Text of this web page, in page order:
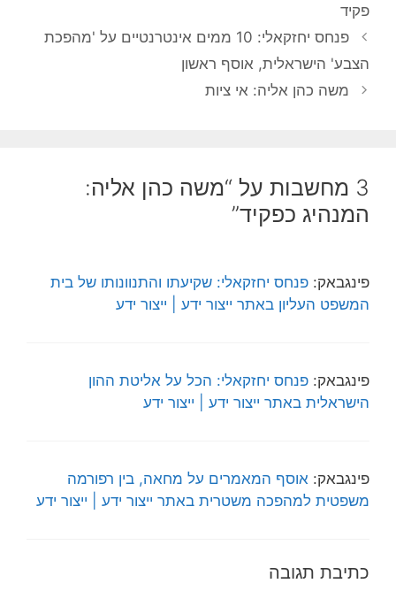
פקיד
פנחס יחזקאלי: 10 ממים אינטרנטיים על 'מהפכת
הצבע' הישראלית, אוסף ראשון
משה כהן אליה: אי ציות
3 מחשבות על “משה כהן אליה:
המנהיג כפקיד”
פינגבאק: פנחס יחזקאלי: שקיעתו והתנוונותו של בית
המשפט העליון באתר ייצור ידע | ייצור ידע
פינגבאק: פנחס יחזקאלי: הכל על אליטת ההון
הישראלית באתר ייצור ידע | ייצור ידע
פינגבאק: אוסף המאמרים על מחאה, בין רפורמה
משפטית למהפכה משטרית באתר ייצור ידע | ייצור ידע
כתיבת תגובה